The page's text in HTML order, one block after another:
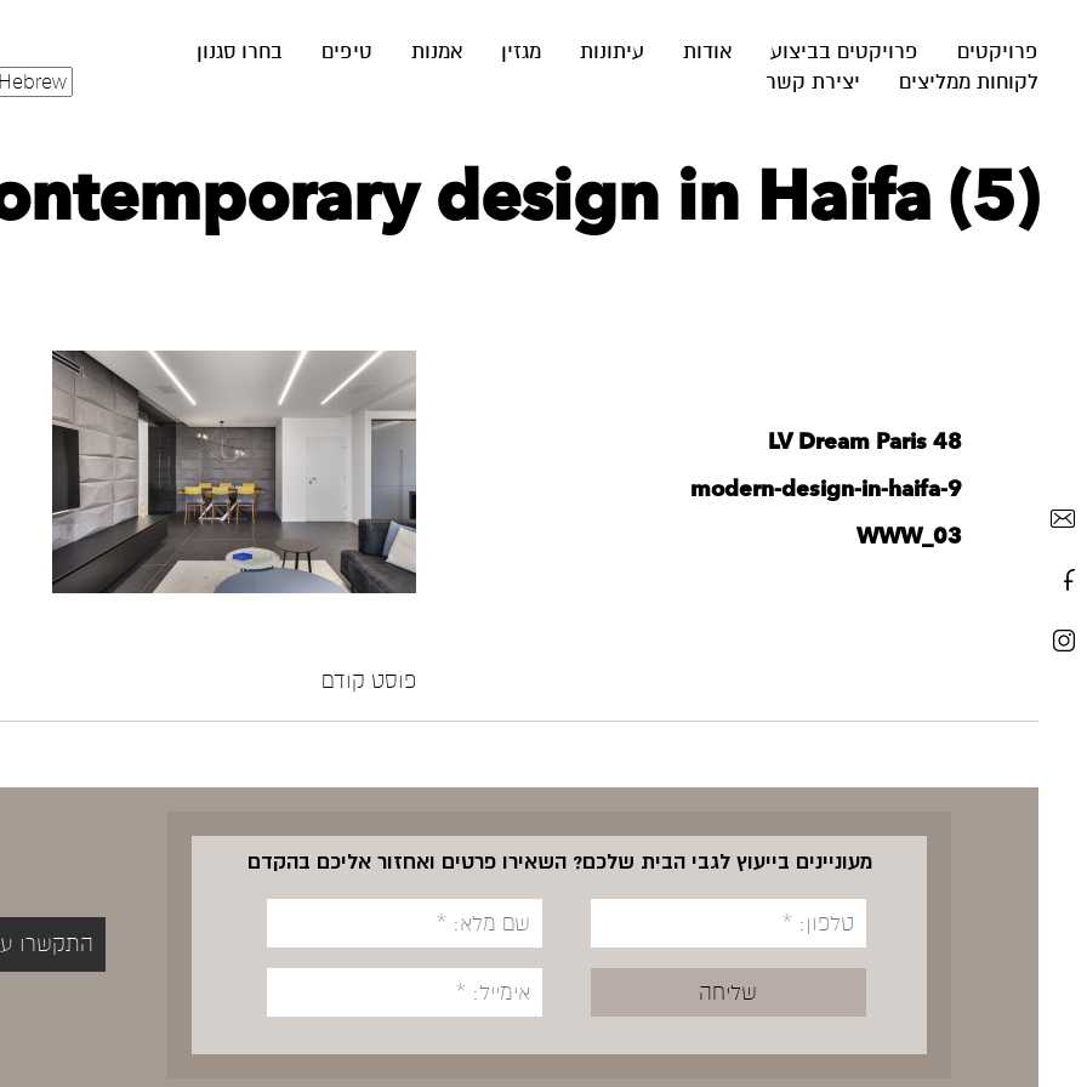
פרויקטים פרויקטים בביצוע אודות עיתונות מגזין אמנות טיפים
בחרו סגנון
לקוחות ממליצים
יצירת קשר
design in Haifa (5)
LV Dream Paris 48
modern-design-in-haifa-9
WWW_03
פוסט קודם
מעוניינים בייעוץ לגבי הבית שלכם? השאירו פרטים ואחזור אליכם בהקדם
התקשרו עכשיו